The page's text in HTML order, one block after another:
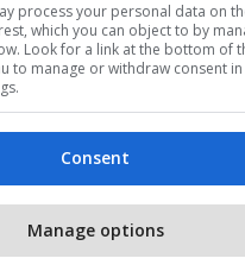
Premier League
process your personal data on
which you can object to by
Look for a link at the bottom of
to manage or withdraw consent
Consent
Manage options